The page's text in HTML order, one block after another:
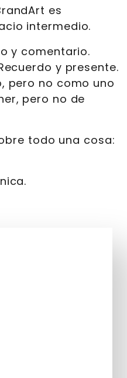
es
intermedio.
y comentario.
y presente.
pero no como uno
pero no de
todo una cosa: